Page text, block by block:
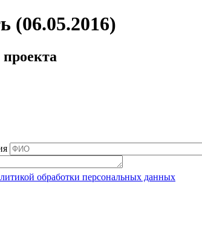
(06.05.2016)
обработки персональных данных